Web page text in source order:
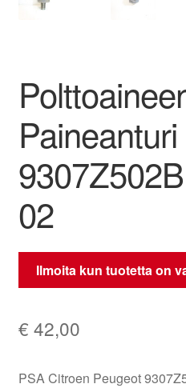
Valitukset
02
Ilmoita kun tuotetta on
€ 42,00
PSA Citroen Peugeot